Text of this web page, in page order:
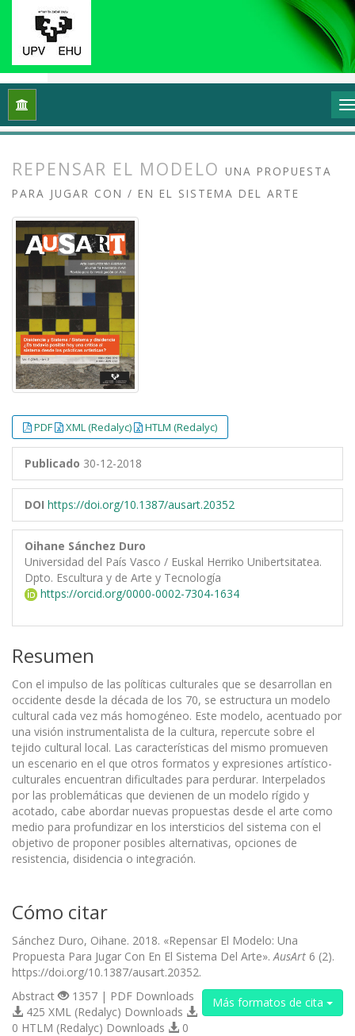
Inicio Vol. 6 Núm. 2 (2018): Disidencia y
REPENSAR EL MODELO UNA PROPUESTA
PARA JUGAR CON / EN EL SISTEMA DEL ARTE
PDF XML (Redalyc) HTLM (Redalyc)
Publicado 30-12-2018
DOI https://doi.org/10.1387/ausart.20352
Oihane Sánchez Duro
Universidad del País Vasco / Euskal Herriko Unibertsitatea.
Dpto. Escultura y de Arte y Tecnología
https://orcid.org/0000-0002-7304-1634
Resumen
Con el impulso de las políticas culturales que se desarrollan en
occidente desde la década de los 70, se estructura un modelo
cultural cada vez más homogéneo. Este modelo, acentuado por
una visión instrumentalista de la cultura, repercute sobre el
tejido cultural local. Las características del mismo promueven
un escenario en el que otros formatos y expresiones artístico-
culturales encuentran dificultades para perdurar. Interpelados
por las problemáticas que devienen de un modelo rígido y
acotado, cabe abordar nuevas propuestas desde el arte como
medio para profundizar en los intersticios del sistema con el
objetivo de proponer posibles alternativas, opciones de
resistencia, disidencia o integración.
Cómo citar
Sánchez Duro, Oihane. 2018. «Repensar El Modelo: Una
Propuesta Para Jugar Con En El Sistema Del Arte». AusArt 6 (2).
https://doi.org/10.1387/ausart.20352.
Más formatos de cita
Abstract
1357 | PDF Downloads
425 XML (Redalyc) Downloads
0 HTLM (Redalyc) Downloads
0